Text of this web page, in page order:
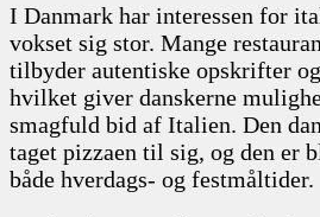
I Danmark har interessen for
vokset sig stor. Mange
tilbyder autentiske opskrifter
hvilket giver danskerne
smagfuld bid af Italien. Den
taget pizzaen til sig, og den er
både hverdags- og festmåltider.